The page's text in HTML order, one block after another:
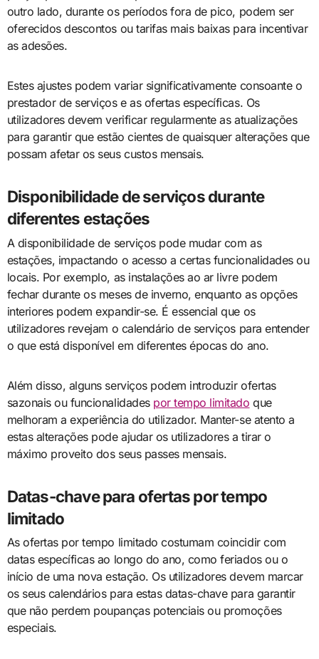
outro lado, durante os períodos fora de pico, podem ser
oferecidos descontos ou tarifas mais baixas para incentivar
as adesões.
Estes ajustes podem variar significativamente consoante o
prestador de serviços e as ofertas específicas. Os
utilizadores devem verificar regularmente as atualizações
para garantir que estão cientes de quaisquer alterações que
possam afetar os seus custos mensais.
Disponibilidade de serviços durante
diferentes estações
A disponibilidade de serviços pode mudar com as
estações, impactando o acesso a certas funcionalidades ou
locais. Por exemplo, as instalações ao ar livre podem
fechar durante os meses de inverno, enquanto as opções
interiores podem expandir-se. É essencial que os
utilizadores revejam o calendário de serviços para entender
o que está disponível em diferentes épocas do ano.
Além disso, alguns serviços podem introduzir ofertas
sazonais ou funcionalidades por tempo limitado que
melhoram a experiência do utilizador. Manter-se atento a
estas alterações pode ajudar os utilizadores a tirar o
máximo proveito dos seus passes mensais.
Datas-chave para ofertas por tempo
limitado
As ofertas por tempo limitado costumam coincidir com
datas específicas ao longo do ano, como feriados ou o
início de uma nova estação. Os utilizadores devem marcar
os seus calendários para estas datas-chave para garantir
que não perdem poupanças potenciais ou promoções
especiais.